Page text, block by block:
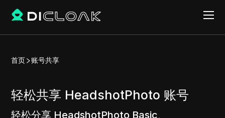
首页 账号共享
轻松共享 HeadshotPhoto 账号
轻松分享 HeadshotPhoto Basic、